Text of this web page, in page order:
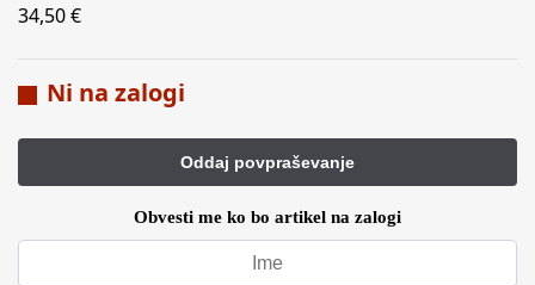
34,50€
Ni na zalogi
Obvesti me ko bo artikel na zalogi